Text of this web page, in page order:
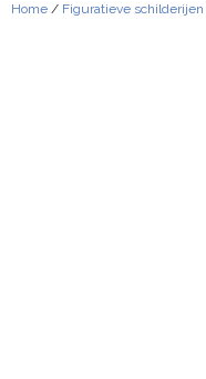
Home / Figuratieve schilderijen